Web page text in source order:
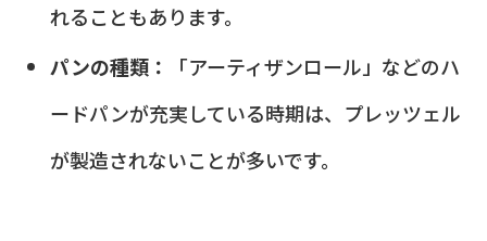
れることもあります。
パンの種類：
「アーティザンロール」などのハ
ードパンが充実している時期は、プレッツェル
が製造されないことが多いです。